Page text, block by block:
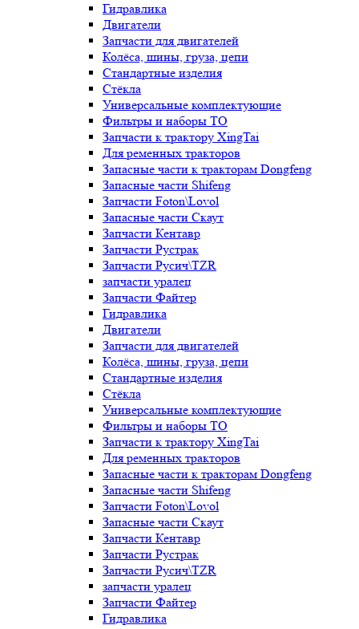
Гидравлика
Двигатели
Запчасти для двигателей
Колёса, шины, груза, цепи
Стандартные изделия
Стёкла
Универсальные комплектующие
Фильтры и наборы ТО
Запчасти к трактору XingTai
Для ременных тракторов
Запасные части к тракторам Dongfeng
Запасные части Shifeng
Запчасти Foton\Lovol
Запасные части Скаут
Запчасти Кентавр
Запчасти Рустрак
Запчасти Русич\TZR
запчасти уралец
Запчасти Файтер
Гидравлика
Двигатели
Запчасти для двигателей
Колёса, шины, груза, цепи
Стандартные изделия
Стёкла
Универсальные комплектующие
Фильтры и наборы ТО
Запчасти к трактору XingTai
Для ременных тракторов
Запасные части к тракторам Dongfeng
Запасные части Shifeng
Запчасти Foton\Lovol
Запасные части Скаут
Запчасти Кентавр
Запчасти Рустрак
Запчасти Русич\TZR
запчасти уралец
Запчасти Файтер
Гидравлика